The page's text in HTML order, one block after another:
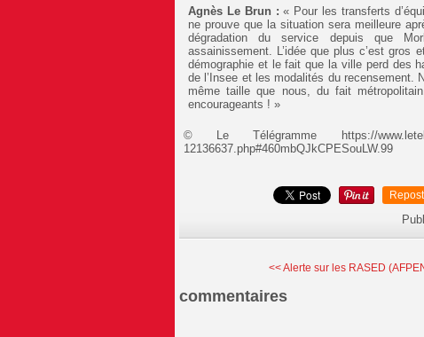
Agnès Le Brun :« Pour les transferts
ne prouve que la situation sera meilleure
dégradation du service depuis que
assainissement. L’idée que plus c’est gros
démographie et le fait que la ville perd des
de l’Insee et les modalités du
même taille que nous, du fait
encourageants ! »
© Le Télégramme https://
12136637.php#460mbQJkCPESouLW.99
Repost
<< Alerte sur les RASED
commentaires